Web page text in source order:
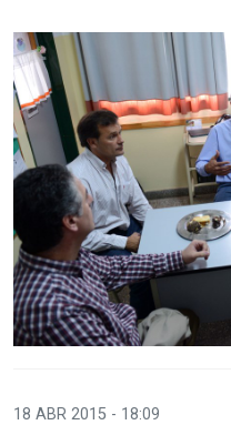
18 ABR 2015 - 18:09